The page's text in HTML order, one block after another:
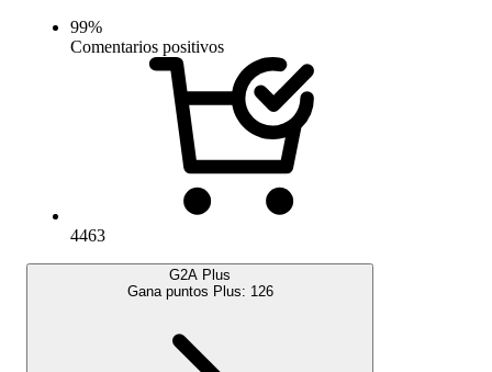
99%
Comentarios positivos
4463
G2A Plus
Gana puntos Plus: 126